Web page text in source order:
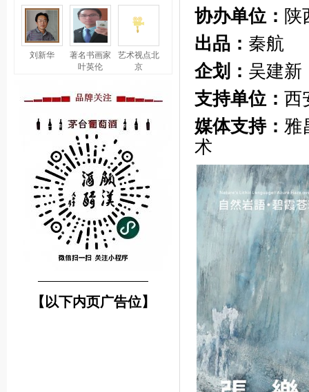
刘新华
著名书画家
叶英伦
艺术视点北
京
────────────────
【以下内页广告位】
协办单位： 陕
出品： 秦航
企划： 吴建新
支持单位： 西
媒体支持： 雅
术